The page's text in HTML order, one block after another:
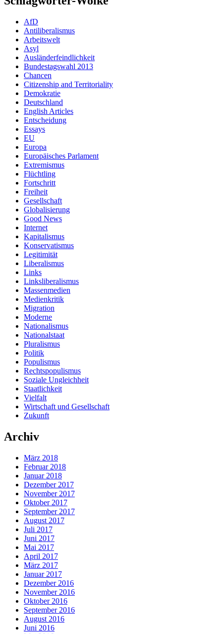
AfD
Antiliberalismus
Arbeitswelt
Asyl
Ausländerfeindlichkeit
Bundestagswahl 2013
Chancen
Citizenship and Territoriality
Demokratie
Deutschland
English Articles
Entscheidung
Essays
EU
Europa
Europäisches Parlament
Extremismus
Flüchtling
Fortschritt
Freiheit
Gesellschaft
Globalisierung
Good News
Internet
Kapitalismus
Konservatismus
Legitimität
Liberalismus
Links
Linksliberalismus
Massenmedien
Medienkritik
Migration
Moderne
Nationalismus
Nationalstaat
Pluralismus
Politik
Populismus
Rechtspopulismus
Soziale Ungleichheit
Staatlichkeit
Vielfalt
Wirtschaft und Gesellschaft
Zukunft
Archiv
März 2018
Februar 2018
Januar 2018
Dezember 2017
November 2017
Oktober 2017
September 2017
August 2017
Juli 2017
Juni 2017
Mai 2017
April 2017
März 2017
Januar 2017
Dezember 2016
November 2016
Oktober 2016
September 2016
August 2016
Juni 2016